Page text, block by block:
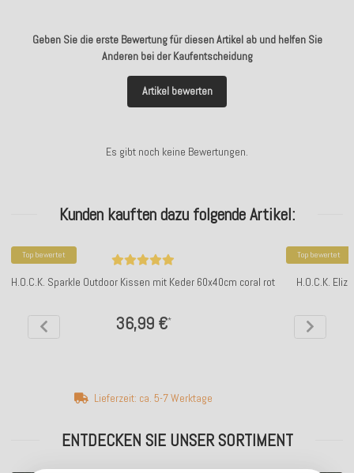
Geben Sie die erste Bewertung für diesen Artikel ab und helfen Sie
Anderen bei der Kaufentscheidung
Artikel bewerten
Es gibt noch keine Bewertungen.
Kunden kauften dazu folgende Artikel:
Top bewertet
H.O.C.K. Sparkle Outdoor Kissen mit Keder 60x40cm coral rot
36,99 €*
Lieferzeit: ca. 5-7 Werktage
Top bewertet
H.O.C.K.
ENTDECKEN SIE UNSER SORTIMENT